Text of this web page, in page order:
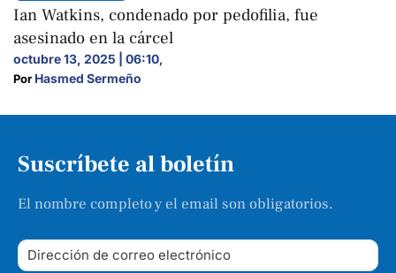
Ian Watkins, condenado por pedofilia, fue
asesinado en la cárcel
octubre 13, 2025 | 06:10,
Por Hasmed Sermeño
Suscríbete al boletín
El nombre completo y el email son obligatorios.